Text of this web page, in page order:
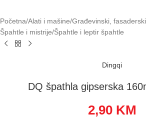
Početna/Alati i mašine/Građevinski,
Špahtle i mistrije/Špahtle i leptir špahtle
Dingqi
DQ špathla gipserska
2,90 KM